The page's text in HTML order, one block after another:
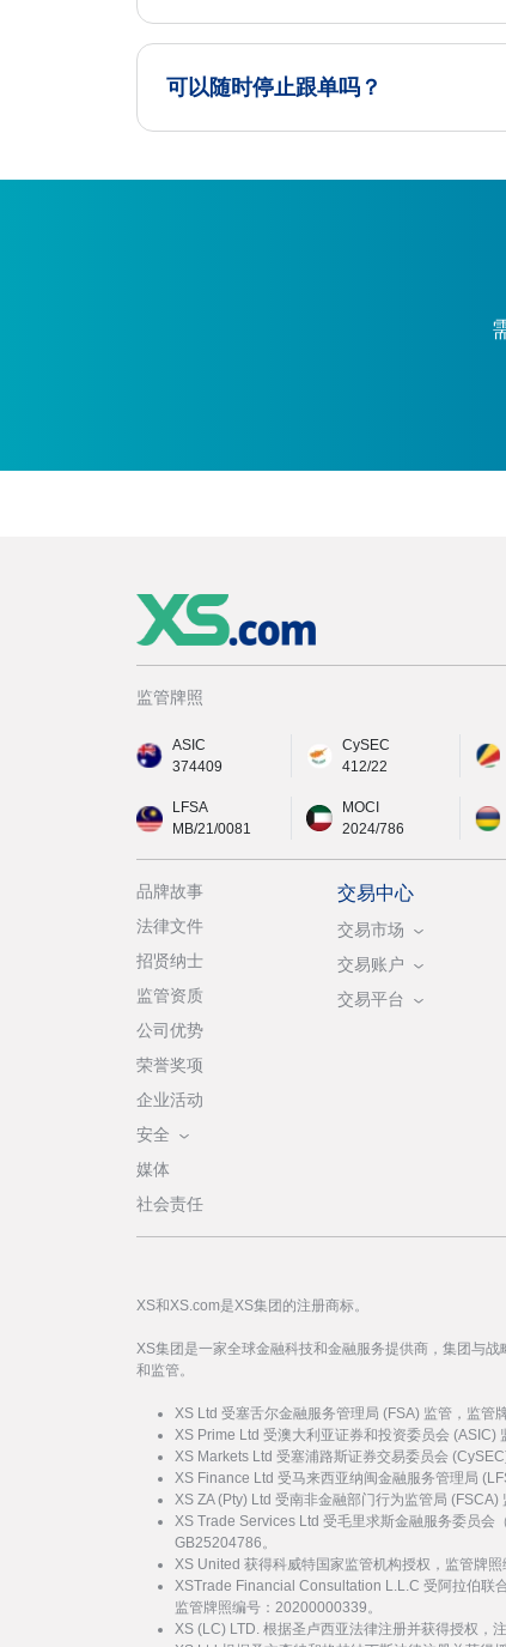
可以随时停止跟单吗？
监管牌照
ASIC
374409
CySEC
412/22
LFSA
MB/21/0081
MOCI
2024/786
品牌故事
法律文件
招贤纳士
监管资质
公司优势
荣誉奖项
企业活动
安全
媒体
社会责任
交易中心
交易市场
交易账户
交易平台
XS和XS.com是XS集团的注册商标。
XS集团是一家全球金融科技和金融服务提供商，集团与
和监管。
XS Ltd 受塞舌尔金融服务管理局 (FSA) 监管，监管
XS Prime Ltd 受澳大利亚证券和投资委员会 (ASIC)
XS Markets Ltd 受塞浦路斯证券交易委员会
XS Finance Ltd 受马来西亚纳闽金融服务管理局
XS ZA (Pty) Ltd 受南非金融部门行为监管局 (FSCA)
XS Trade Services Ltd 受毛里求斯金融服务委员会
GB25204786。
XS United 获得科威特国家监管机构授权，监管牌照
XSTrade Financial Consultation L.L.C 受阿拉伯联
监管牌照编号：20200000339。
XS (LC) LTD. 根据圣卢西亚法律注册并获得授权，